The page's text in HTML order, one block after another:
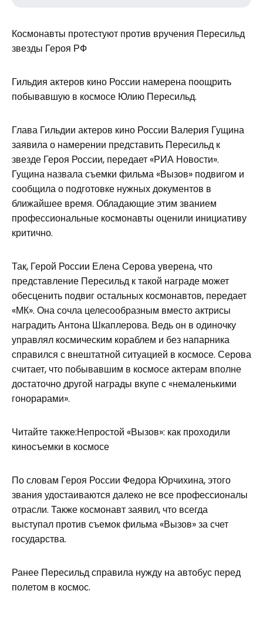
Космонавты протестуют против вручения Пересильд
звезды Героя РФ
Гильдия актеров кино России намерена поощрить
побывавшую в космосе Юлию Пересильд.
Глава Гильдии актеров кино России Валерия Гущина
заявила о намерении представить Пересильд к
звезде Героя России, передает «РИА Новости».
Гущина назвала съемки фильма «Вызов» подвигом и
сообщила о подготовке нужных документов в
ближайшее время. Обладающие этим званием
профессиональные космонавты оценили инициативу
критично.
Так, Герой России Елена Серова уверена, что
представление Пересильд к такой награде может
обесценить подвиг остальных космонавтов, передает
«МК». Она сочла целесообразным вместо актрисы
наградить Антона Шкаплерова. Ведь он в одиночку
управлял космическим кораблем и без напарника
справился с внештатной ситуацией в космосе. Серова
считает, что побывавшим в космосе актерам вполне
достаточно другой награды вкупе с «немаленькими
гонорарами».
Читайте также:Непростой «Вызов»: как проходили
киносъемки в космосе
По словам Героя России Федора Юрчихина, этого
звания удостаиваются далеко не все профессионалы
отрасли. Также космонавт заявил, что всегда
выступал против съемок фильма «Вызов» за счет
государства.
Ранее Пересильд справила нужду на автобус перед
полетом в космос.